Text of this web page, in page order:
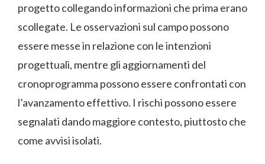
progetto collegando informazioni che prima erano
scollegate. Le osservazioni sul campo possono
essere messe in relazione con le intenzioni
progettuali, mentre gli aggiornamenti del
cronoprogramma possono essere confrontati con
l’avanzamento effettivo. I rischi possono essere
segnalati dando maggiore contesto, piuttosto che
come avvisi isolati.